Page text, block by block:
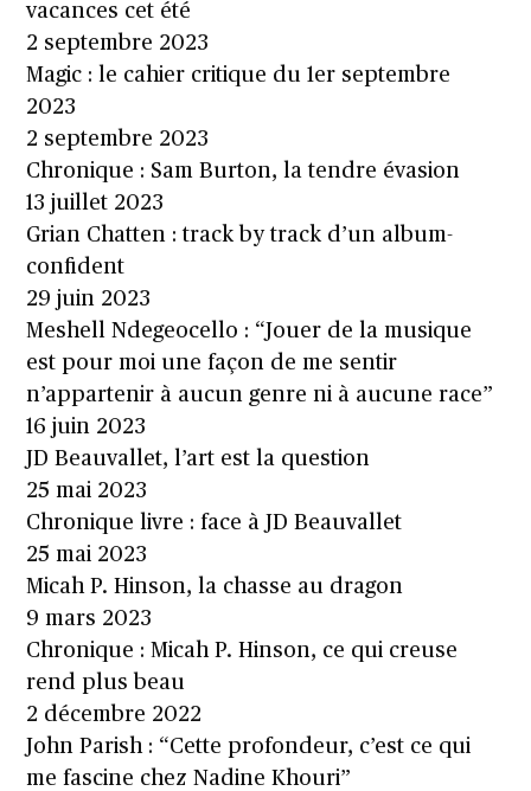
vacances cet été
2 septembre 2023
Magic : le cahier critique du 1er septembre
2023
2 septembre 2023
Chronique : Sam Burton, la tendre évasion
13 juillet 2023
Grian Chatten : track by track d’un album-
confident
29 juin 2023
Meshell Ndegeocello : “Jouer de la musique
est pour moi une façon de me sentir
n’appartenir à aucun genre ni à aucune race”
16 juin 2023
JD Beauvallet, l’art est la question
25 mai 2023
Chronique livre : face à JD Beauvallet
25 mai 2023
Micah P. Hinson, la chasse au dragon
9 mars 2023
Chronique : Micah P. Hinson, ce qui creuse
rend plus beau
2 décembre 2022
John Parish : “Cette profondeur, c’est ce qui
me fascine chez Nadine Khouri”